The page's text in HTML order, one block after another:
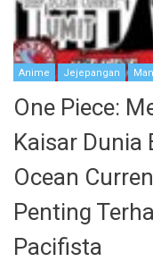
Anime Jejepangan
One Piece:
Kaisar Dunia
Ocean
Penting
Pacifista